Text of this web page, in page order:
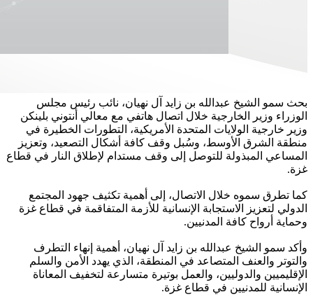
بحث سمو الشيخ عبدالله بن زايد آل نهيان، نائب رئيس مجلس
الوزراء وزير الخارجية خلال اتصال هاتفي مع معالي أنتوني بلينكن
وزير خارجية الولايات المتحدة الأمريكية، التطورات الخطيرة في
منطقة الشرق الأوسط، وسُبل وقف كافة أشكال التصعيد، وتعزيز
المساعي المبذولة للتوصل إلى وقف مستدام لإطلاق النار في قطاع
غزة.
كما تطرق سموه خلال الاتصال، إلى أهمية تكثيف جهود المجتمع
الدولي لتعزيز الاستجابة الإنسانية للأزمة المتفاقمة في قطاع غزة
وحماية أرواح كافة المدنيين.
وأكد سمو الشيخ عبدالله بن زايد آل نهيان، أهمية إنهاء التطرف
والتوتر والعنف المتصاعد في المنطقة، الذي يهدد الأمن والسلم
الإقليميين والدوليين، والعمل بوتيرة متسارعة لتخفيف المعاناة
الإنسانية للمدنيين في قطاع غزة.